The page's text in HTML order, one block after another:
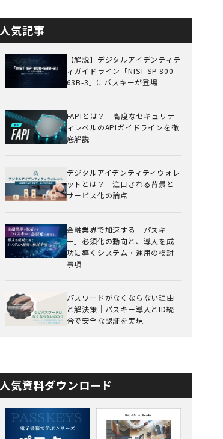
人気記事
【解説】デジタルアイデンティテ
ィガイドライン「NIST SP 800-
63B-3」にパスキーが登場
FAPIとは？｜高度なセキュリテ
ィレベルのAPIガイドラインを徹
底解説
デジタルアイデンティティウォレ
ットとは？｜注目される背景と
サービス化の論点
金融業界で加速する「パスキ
ー」必須化の動向と、導入を成
功に導くシステム・運用の検討
事項
パスワードがなくならない理由
と解決策｜パスキー導入とID統
合で安全な認証を実現
人気資料ダウンロード